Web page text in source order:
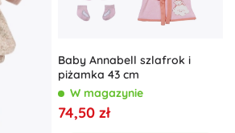
Baby Annabell szlafrok i
piżamka 43 cm
W magazynie
74,50 zł